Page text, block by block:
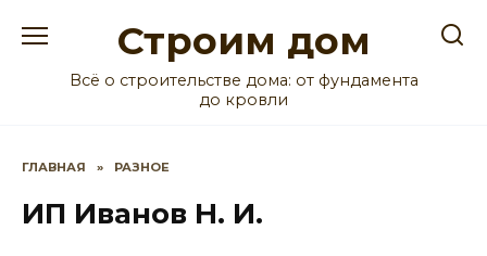
Строим дом
Всё о строительстве дома: от фундамента
до кровли
ГЛАВНАЯ » РАЗНОЕ
ИП Иванов Н. И.